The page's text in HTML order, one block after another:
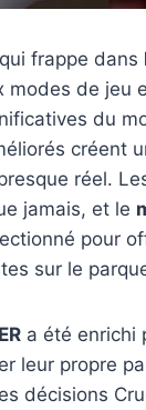
frappe dans
modes de jeu
du
créent
réel.
jamais, et le
pour
sur le
a été enrichi
leur propre
décisions